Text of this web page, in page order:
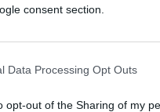
consent section.
Data Processing Opt Outs
opt-out of the Sharing of my
su Google